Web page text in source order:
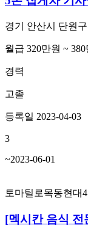
경기 안산시 단원구
월급 320만원 ~ 380
경력
고졸
등록일 2023-04-03
3
~2023-06-01
토마틸로목동현대
[멕시칸 음식 전